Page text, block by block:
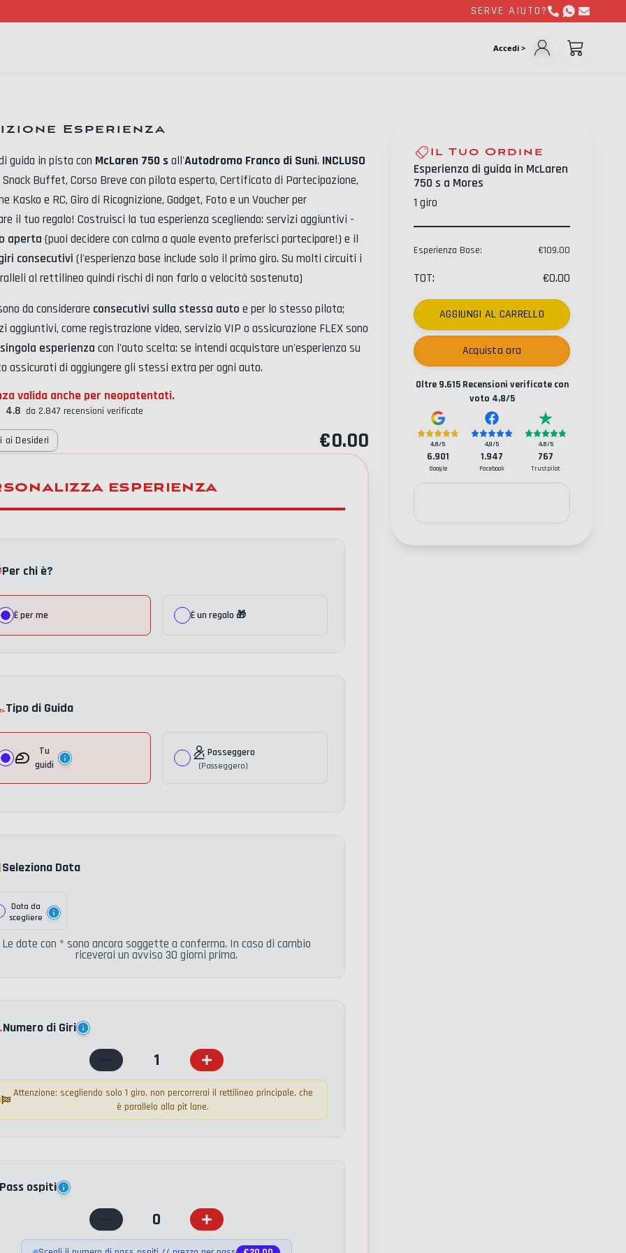
SERVE AIUTO?
Accedi >
Esperienza
guida in pista con McLaren 750 sall'Autodromo Franco di Suni. INCLUSO
Snack Buffet, Corso Breve con pilota esperto, Certificato di Partecipazione,
Kasko e RC, Giro di Ricognizione, Gadget, Foto e un Voucher per
il tuo regalo! Costruisci la tua esperienza scegliendo: servizi aggiuntivi -
aperta (puoi decidere con calma a quale evento preferisci partecipare!) e il
consecutivi (l'esperienza base include solo il primo giro. Su molti circuiti i
al rettilineo quindi rischi di non farlo a velocità sostenuta)
da considerare consecutivi sulla stessa auto e per lo stesso pilota;
aggiuntivi, come registrazione video, servizio VIP o assicurazione FLEXsono
singola esperienza con l'auto scelta: se intendi acquistare un'esperienza su
assicurati di aggiungere gli stessi extra per ogni auto.
valida anche per neopatentati.
4.8 da 2.847 recensioni verificate
ai Desideri €0.00
esperienza
Per chi è?
È per me È un regalo 🎁
Tipo di Guida
Tu
guidi
Passeggero
(Passeggero)
Seleziona Data
Data da
scegliere
Le date con * sono ancora soggette a conferma. In caso di cambio
riceverai un avviso 30 giorni prima.
Numero di Giri
1
Attenzione: scegliendo solo 1 giro, non percorrerai il rettilineo principale, che
è parallelo alla pit lane.
Pass ospiti
0
Il Tuo Ordine
Esperienza di guida in McLaren
750 s a Mores
1 giro
Esperienza Base: €109.00
TOT: €0.00
AGGIUNGI AL CARRELLO
Acquista ora
Oltre 9.615Recensioni verificate con
voto 4,8/5
4,8/5
6.901
Google
4,9/5
1.947
Facebook
4,8/5
767
Trustpilot